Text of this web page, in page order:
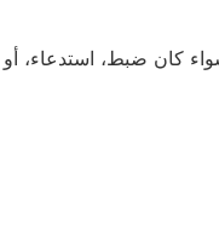
ضبط، استدعاء، أو